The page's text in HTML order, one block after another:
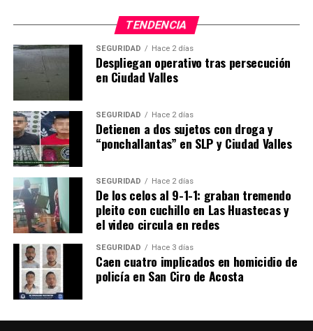
TENDENCIA
SEGURIDAD Hace 2 días
Despliegan operativo tras persecución
en Ciudad Valles
SEGURIDAD Hace 2 días
Detienen a dos sujetos con droga y
“ponchallantas” en SLP y Ciudad Valles
SEGURIDAD Hace 2 días
De los celos al 9-1-1: graban tremendo
pleito con cuchillo en Las Huastecas y
el video circula en redes
SEGURIDAD Hace 3 días
Caen cuatro implicados en homicidio de
policía en San Ciro de Acosta